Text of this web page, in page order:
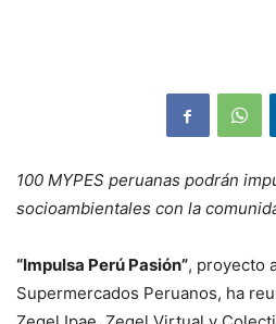
100 MYPES peruanas podrán
socioambientales con la
“Impulsa Perú Pasión”, proyecto
Supermercados Peruanos, ha